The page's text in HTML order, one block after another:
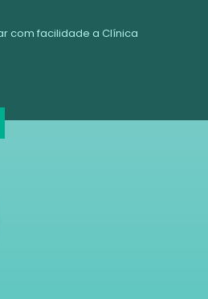
com facilidade a Clínica